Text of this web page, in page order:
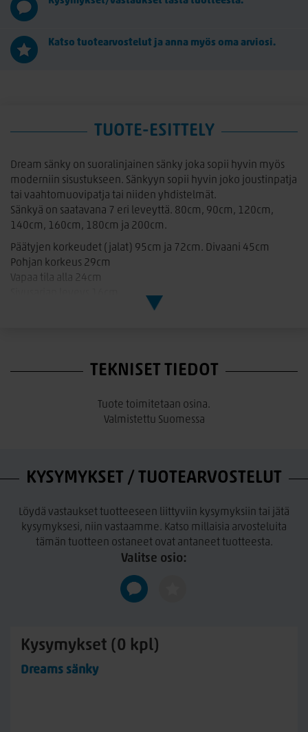
Katso tuotearvostelut ja anna myös oma arviosi.
TUOTE-ESITTELY
Dream sänky on suoralinjainen sänky joka sopii hyvin myös
moderniin sisustukseen. Sänkyyn sopii hyvin joko joustinpatja
tai vaahtomuovipatja tai niiden yhdistelmät.
Sänkyä on saatavana 7 eri leveyttä. 80cm, 90cm, 120cm,
140cm, 160cm, 180cm ja 200cm.
Päätyjen korkeudet (jalat) 95cm ja 72cm. Divaani 45cm
Pohjan korkeus 29cm
Vapaa tila alla 24cm
Myös Divaani-malli
kirsikka, ruskea, pähkinä, petsattu harmaa Tilauksesta myös
muut värit sopimuksen mukaan. Tilauksesta myös
TEKNISET TIEDOT
Tuote toimitetaan osina.
Valmistettu Suomessa
KYSYMYKSET / TUOTEARVOSTELUT
Löydä vastaukset tuotteeseen liittyviin kysymyksiin tai jätä
kysymyksesi, niin vastaamme. Katso millaisia arvosteluita
tämän tuotteen ostaneet ovat antaneet tuotteesta.
Valitse osio:
Kysymykset (0 kpl)
Dreams sänky